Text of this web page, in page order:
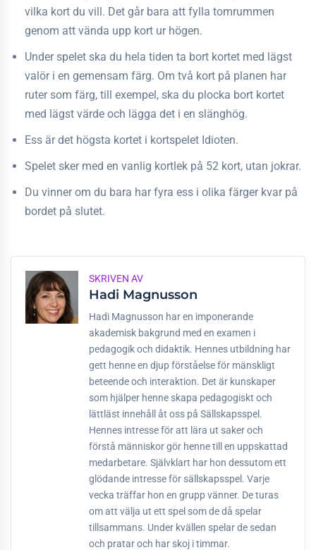
vilka kort du vill. Det går bara att fylla tomrummen
genom att vända upp kort ur högen.
Under spelet ska du hela tiden ta bort kortet med lägst
valör i en gemensam färg. Om två kort på planen har
ruter som färg, till exempel, ska du plocka bort kortet
med lägst värde och lägga det i en slänghög.
Ess är det högsta kortet i kortspelet Idioten.
Spelet sker med en vanlig kortlek på 52 kort, utan jokrar.
Du vinner om du bara har fyra ess i olika färger kvar på
bordet på slutet.
SKRIVEN AV
Hadi Magnusson
Hadi Magnusson har en imponerande
akademisk bakgrund med en examen i
pedagogik och didaktik. Hennes utbildning har
gett henne en djup förståelse för mänskligt
beteende och interaktion. Det är kunskaper
som hjälper henne skapa pedagogiskt och
lättläst innehåll åt oss på Sällskapsspel.
Hennes intresse för att lära ut saker och
förstå människor gör henne till en uppskattad
medarbetare. Självklart har hon dessutom ett
glödande intresse för sällskapsspel. Varje
vecka träffar hon en grupp vänner. De turas
om att välja ut ett spel som de då spelar
tillsammans. Under kvällen spelar de sedan
och pratar och har skoj i timmar.